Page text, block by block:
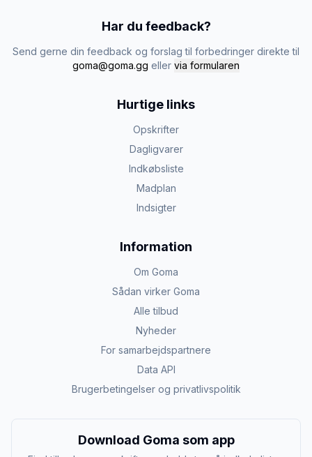
Har du feedback?
Send gerne din feedback og forslag til forbedringer direkte til
goma@goma.gg eller via formularen
Hurtige links
Opskrifter
Dagligvarer
Indkøbsliste
Madplan
Indsigter
Information
Om Goma
Sådan virker Goma
Alle tilbud
Nyheder
For samarbejdspartnere
Data API
Brugerbetingelser og privatlivspolitik
Download Goma som app